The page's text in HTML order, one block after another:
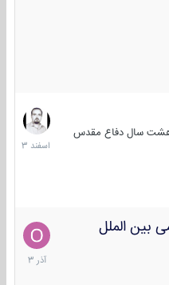
سال دفاع مقدس
20
اسفند
1403
الملل
21
آذر
1403